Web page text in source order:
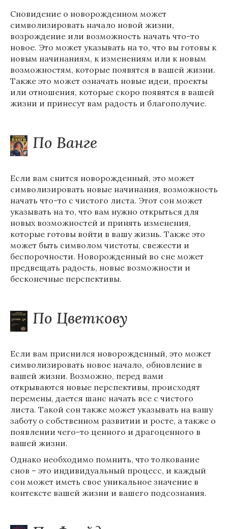
Сновидение о новорожденном может
символизировать начало новой жизни,
возрождение или возможность начать что-то
новое. Это может указывать на то, что вы готовы к
новым начинаниям, к изменениям или к новым
возможностям, которые появятся в вашей жизни.
Также это может означать новые идеи, проекты
или отношения, которые скоро появятся в вашей
жизни и принесут вам радость и благополучие.
По Ванге
Если вам снится новорожденный, это может
символизировать новые начинания, возможность
начать что-то с чистого листа. Этот сон может
указывать на то, что вам нужно открыться для
новых возможностей и принять изменения,
которые готовы войти в вашу жизнь. Также это
может быть символом чистоты, свежести и
беспорочности. Новорожденный во сне может
предвещать радость, новые возможности и
бесконечные перспективы.
По Цветкову
Если вам приснился новорожденный, это может
символизировать новое начало, обновление в
вашей жизни. Возможно, перед вами
открываются новые перспективы, происходят
перемены, дается шанс начать все с чистого
листа. Такой сон также может указывать на вашу
заботу о собственном развитии и росте, а также о
появлении чего-то ценного и драгоценного в
вашей жизни.
Однако необходимо помнить, что толкование
снов – это индивидуальный процесс, и каждый
сон может иметь свое уникальное значение в
контексте вашей жизни и вашего подсознания.